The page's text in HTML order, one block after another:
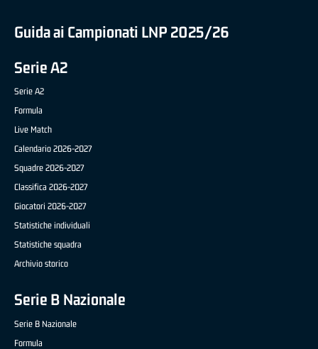
Guida ai Campionati LNP 2025/26
Serie A2
Serie A2
Formula
Live Match
Calendario 2026-2027
Squadre 2026-2027
Classifica 2026-2027
Giocatori 2026-2027
Statistiche individuali
Statistiche squadra
Archivio storico
Serie B Nazionale
Serie B Nazionale
Formula